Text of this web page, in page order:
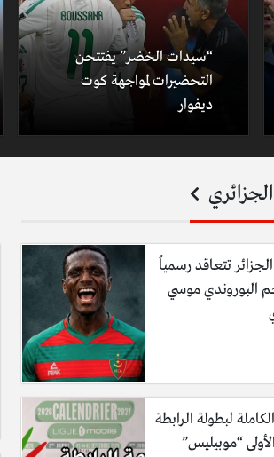
“سيدات الخضر” يفتتحن
التحضيرات لمواجهة كوت
ديفوار
تتعاقد رسمياً
البوروندي موسي
لبطولة الرابطة
“موبيليس”